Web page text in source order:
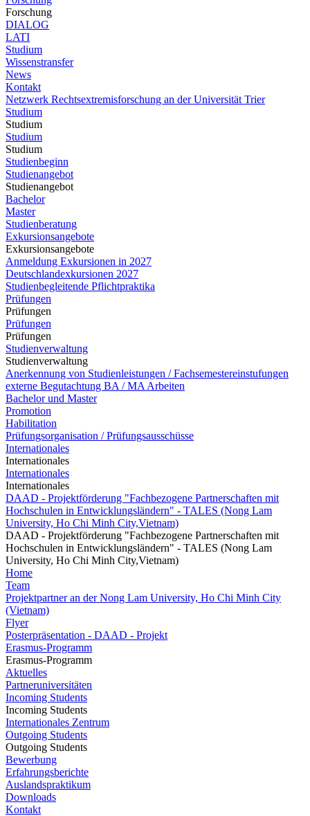
Forschung
DIALOG
LATI
Studium
Wissenstransfer
News
Kontakt
Netzwerk Rechtsextremisforschung an der Universität Trier
Studium
Studium
Studium
Studium
Studienbeginn
Studienangebot
Studienangebot
Bachelor
Master
Studienberatung
Exkursionsangebote
Exkursionsangebote
Anmeldung Exkursionen in 2027
Deutschlandexkursionen 2027
Studienbegleitende Pflichtpraktika
Prüfungen
Prüfungen
Prüfungen
Prüfungen
Studienverwaltung
Studienverwaltung
Anerkennung von Studienleistungen / Fachsemestereinstufungen
externe Begutachtung BA / MA Arbeiten
Bachelor und Master
Promotion
Habilitation
Prüfungsorganisation / Prüfungsausschüsse
Internationales
Internationales
Internationales
Internationales
DAAD - Projektförderung "Fachbezogene Partnerschaften mit
Hochschulen in Entwicklungsländern" - TALES (Nong Lam
University, Ho Chi Minh City,Vietnam)
DAAD - Projektförderung "Fachbezogene Partnerschaften mit
Hochschulen in Entwicklungsländern" - TALES (Nong Lam
University, Ho Chi Minh City,Vietnam)
Home
Team
Projektpartner an der Nong Lam University, Ho Chi Minh City
(Vietnam)
Flyer
Posterpräsentation - DAAD - Projekt
Erasmus-Programm
Erasmus-Programm
Aktuelles
Partneruniversitäten
Incoming Students
Incoming Students
Internationales Zentrum
Outgoing Students
Outgoing Students
Bewerbung
Erfahrungsberichte
Auslandspraktikum
Downloads
Kontakt